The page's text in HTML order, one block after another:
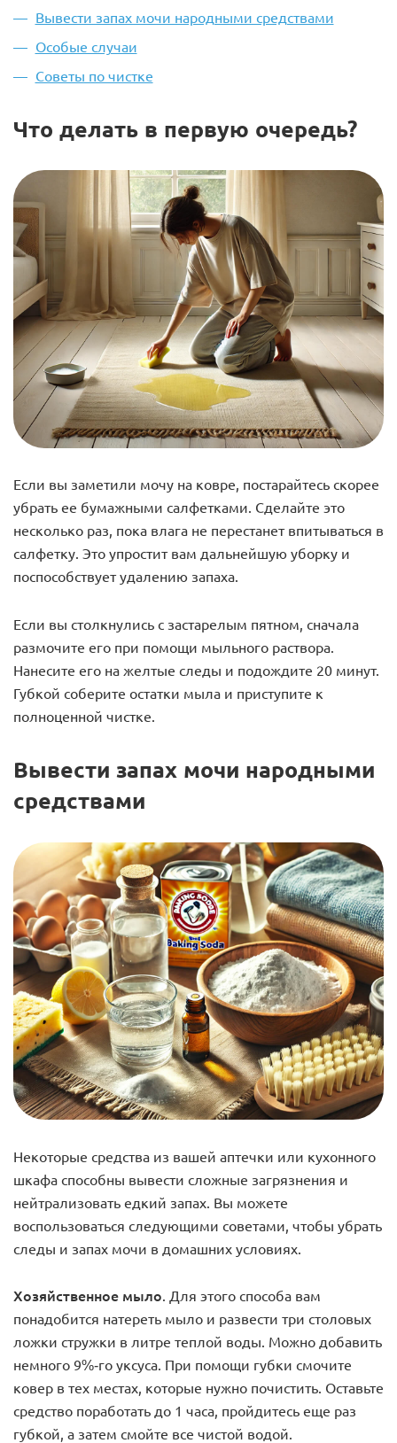
Вывести запах мочи народными средствами
Особые случаи
Советы по чистке
Что делать в первую очередь?
Если вы заметили мочу на ковре, постарайтесь скорее
убрать ее бумажными салфетками. Сделайте это
несколько раз, пока влага не перестанет впитываться в
салфетку. Это упростит вам дальнейшую уборку и
поспособствует удалению запаха.
Если вы столкнулись с застарелым пятном, сначала
размочите его при помощи мыльного раствора.
Нанесите его на желтые следы и подождите 20 минут.
Губкой соберите остатки мыла и приступите к
полноценной чистке.
Вывести запах мочи народными
средствами
Некоторые средства из вашей аптечки или кухонного
шкафа способны вывести сложные загрязнения и
нейтрализовать едкий запах. Вы можете
воспользоваться следующими советами, чтобы убрать
следы и запах мочи в домашних условиях.
Хозяйственное мыло. Для этого способа вам
понадобится натереть мыло и развести три столовых
ложки стружки в литре теплой воды. Можно добавить
немного 9%-го уксуса. При помощи губки смочите
ковер в тех местах, которые нужно почистить. Оставьте
средство поработать до 1 часа, пройдитесь еще раз
губкой, а затем смойте все чистой водой.